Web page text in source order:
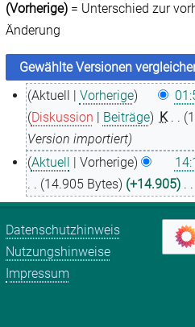
(Vorherige) = Unterschied zur
Änderung
J
n
2
0
2
Aktuell Vorherige
Diskussion
Beiträge K
Version importiert
8
.
S
e
p
Aktuell Vorherige
14.905 Bytes
+14.905
K
e
i
n
Datenschutzhinweis
Nutzungshinweise
Impressum